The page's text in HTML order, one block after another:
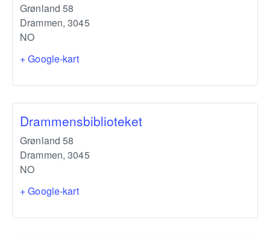
Grønland 58
Drammen, 3045
NO
+ Google-kart
Drammensbiblioteket
Grønland 58
Drammen, 3045
NO
+ Google-kart